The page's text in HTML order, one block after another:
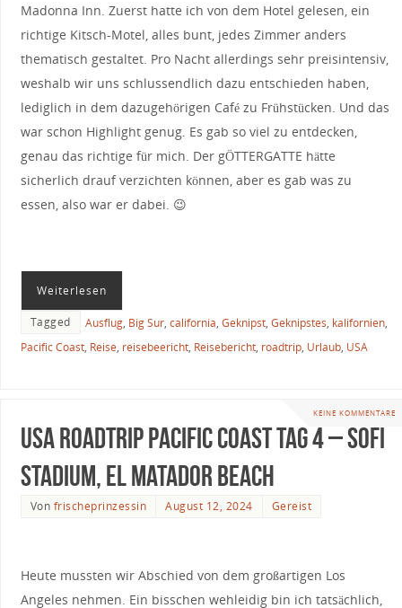
Madonna Inn. Zuerst hatte ich von dem Hotel gelesen, ein
richtige Kitsch-Motel, alles bunt, jedes Zimmer anders
thematisch gestaltet. Pro Nacht allerdings sehr preisintensiv,
weshalb wir uns schlussendlich dazu entschieden haben,
lediglich in dem dazugehörigen Café zu Frühstücken. Und das
war schon Highlight genug. Es gab so viel zu entdecken,
genau das richtige für mich. Der gÖTTERGATTE hätte
sicherlich drauf verzichten können, aber es gab was zu
essen, also war er dabei. 😉
Weiterlesen
Tagged Ausflug, Big Sur, california, Geknipst, Geknipstes, kalifornien,
Pacific Coast, Reise, reisebeericht, Reisebericht, roadtrip, Urlaub, USA
KEINE KOMMENTARE
USA Roadtrip Pacific Coast Tag 4 – SoFi
Stadium, El Matador Beach
Von frischeprinzessin August 12, 2024 Gereist
Heute mussten wir Abschied von dem großartigen Los
Angeles nehmen. Ein bisschen wehleidig bin ich tatsächlich,